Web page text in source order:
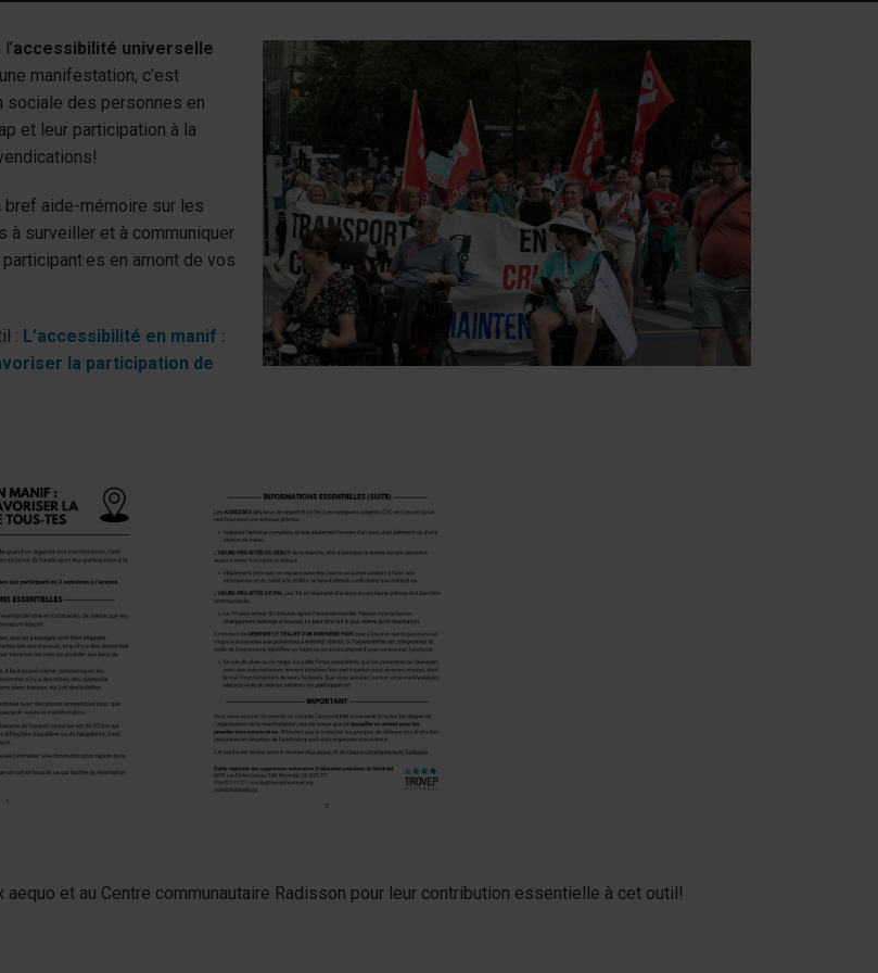
accessibilité universelle
manifestation, c’est
sociale des personnes en
et leur participation à la
bref aide-mémoire sur les
à surveiller et à communiquer
·es en amont de vos
: L’accessibilité en manif :
la participation de
aequo et au Centre communautaire Radisson pour leur contribution essentielle à cet outil!